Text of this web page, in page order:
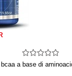
a base di